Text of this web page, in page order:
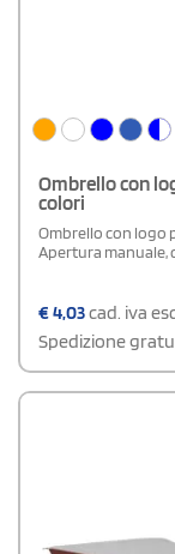
Ombrello con
colori
Ombrello con logo
Apertura manuale,
€4,03cad. iva
Spedizione